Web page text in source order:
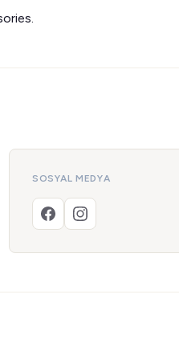
SOSYAL MEDYA